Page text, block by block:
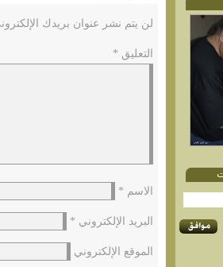
لن يتم نشر عنوان بريدك
التعليق *
الاسم *
البريد الإلكتروني *
الموقع الإلكتروني